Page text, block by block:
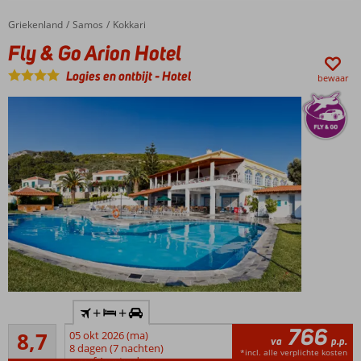
strand
Gemoedelijke
sfeer en
gastvrije
eigenaren
Logies
&
Ontbijt
Home
Griekenland Samos Kokkari
Fly & Go Arion Hotel
Fly & Go Arion Hotel
Logies en ontbijt-Hotel bewaar
Gelegen
in
8,7
Aanrader
71
beoordelingen
+ +
05 okt 2026 (ma)
8 dagen (7 nachten)
va 766 p.p.
*incl. alle verplichte kosten